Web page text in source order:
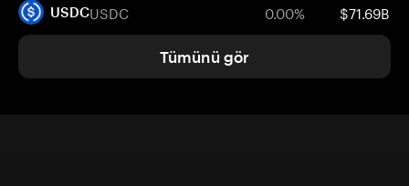
USDCUSDC 0.00% $71.69B
Tümünü gör